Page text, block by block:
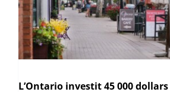
L’Ontario investit 45 000